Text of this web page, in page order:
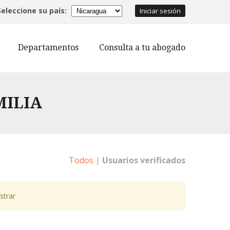
Iniciar sesión
su país:
Departamentos Consulta a tu abogado
Todos | Usuarios verificados